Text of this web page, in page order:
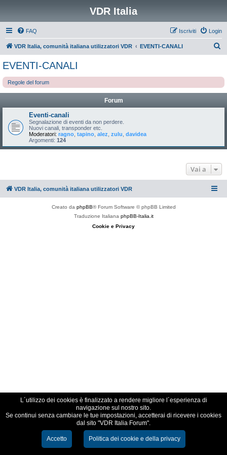
VDR Italia
FAQ Login
Iscriviti
VDR Italia, comunità italiana utilizzatori VDR EVENTI-CANALI
a
EVENTI-CANALI
Regole del forum
Forum
Eventi-canali
Segnalazione di eventi da non perdere.
Nuovi canali, transponder etc.
Moderatori: ragno tapino alez zulu davidea
Argomenti: 124
Vai a
VDR Italia, comunità italiana utilizzatori VDR
Creato da phpBB® Forum Software © phpBB Limited
Traduzione Italiana phpBB-Italia.it
Cookie e Privacy
L´utilizzo dei cookies è finalizzato a rendere migliore l´esperienza di
navigazione sul nostro sito.
Se continui senza cambiare le tue impostazioni, accetterai di ricevere i cookies
dal sito "VDR Italia Forum".
Accetto Politica dei cookie e della privacy